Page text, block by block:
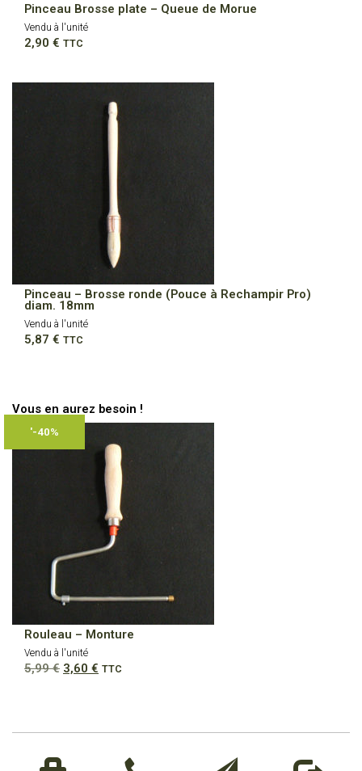
Pinceau Brosse plate – Queue de Morue
Vendu à l'unité
2,90 € TTC
Pinceau – Brosse ronde (Pouce à Rechampir Pro)
diam. 18mm
Vendu à l'unité
5,87 € TTC
Vous en aurez besoin !
'-40%
Rouleau – Monture
Vendu à l'unité
5,99€ Le
3,60 € Le
TTC